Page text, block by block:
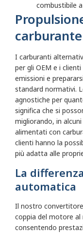
combustibile
carburante
I carburanti
per gli OEM e i
emissioni e
standard normativi.
agnostiche per
significa che si
migliorando, in
alimentati con
clienti hanno la
più adatta alle
La
automatica
Il nostro
coppia del motore
consentendo